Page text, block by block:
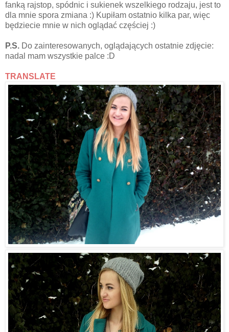
fanką rajstop, spódnic i sukienek wszelkiego rodzaju, jest to
dla mnie spora zmiana :) Kupiłam ostatnio kilka par, więc
będziecie mnie w nich oglądać częściej :)
P.S. Do zainteresowanych, oglądających ostatnie zdjęcie:
nadal mam wszystkie palce :D
TRANSLATE